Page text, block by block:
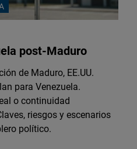
post-Maduro
de Maduro, EE.UU.
para Venezuela.
o continuidad
riesgos y escenarios
político.